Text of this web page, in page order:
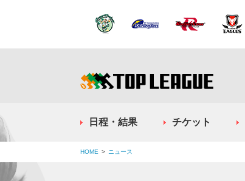
日程・結果 チケット
HOME ニュース